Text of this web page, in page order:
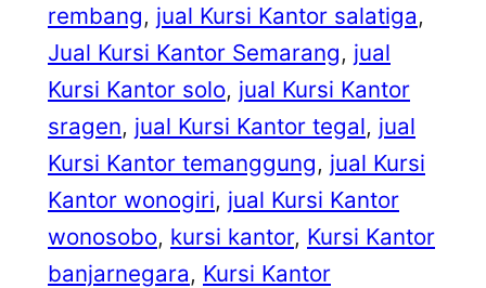
rembang, jual Kursi Kantor salatiga
Jual Kursi Kantor Semarang, jual
Kursi Kantor solo, jual Kursi Kantor
sragen, jual Kursi Kantor tegal, jual
Kursi Kantor temanggung, jual Kursi
Kantor wonogiri, jual Kursi Kantor
wonosobo, kursi kantor, Kursi Kantor
banjarnegara, Kursi Kantor